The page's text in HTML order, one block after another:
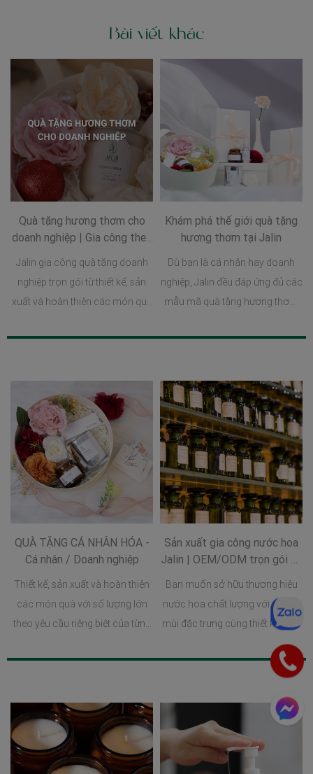
Bài viết khác
Quà tặng hương thơm cho
doanh nghiệp | Gia công theo
Jalin gia công quà tặng doanh
nghiệp trọn gói từ thiết kế, sản
xuất và hoàn thiện các món quà
riêng biệt của từng doanh
Khám phá thế giới quà tặng
hương thơm tại Jalin
Dù bạn là cá nhân hay doanh
nghiệp, Jalin đều đáp ứng đủ các
mẫu mã quà tặng hương thơm
trọng của bạn.
QUÀ TẶNG CÁ NHÂN HÓA -
Cá nhân / Doanh nghiệp
Thiết kế, sản xuất và hoàn thiện
các món quà với số lượng lớn
theo yêu cầu riêng biệt của từng
giản là đặt in logo lên một sản
gồm cả việc tư vấn ý tưởng, lên
mẫu thiết kế, lựa chọn chất liệu,
định hình phong cách quà tặng
phù hợp với từng chiến dịch
Sản xuất gia công nước hoa
Jalin | OEM/ODM trọn gói uy
Bạn muốn sở hữu thương hiệu
nước hoa chất lượng với những
mùi đặc trưng cùng thiết kế chai
lọ sang trọng, tinh tế và đẳng
cấp? Bạn đang phân vân giữa
hàng trăm doanh nghiệp gia
công sản xuất nước hoa trên thị
trường? Vậy bây giờ hãy để Jalin
giúp bạn giải quyết những vấn đề
trên và tìm hiểu rõ hơn về gia